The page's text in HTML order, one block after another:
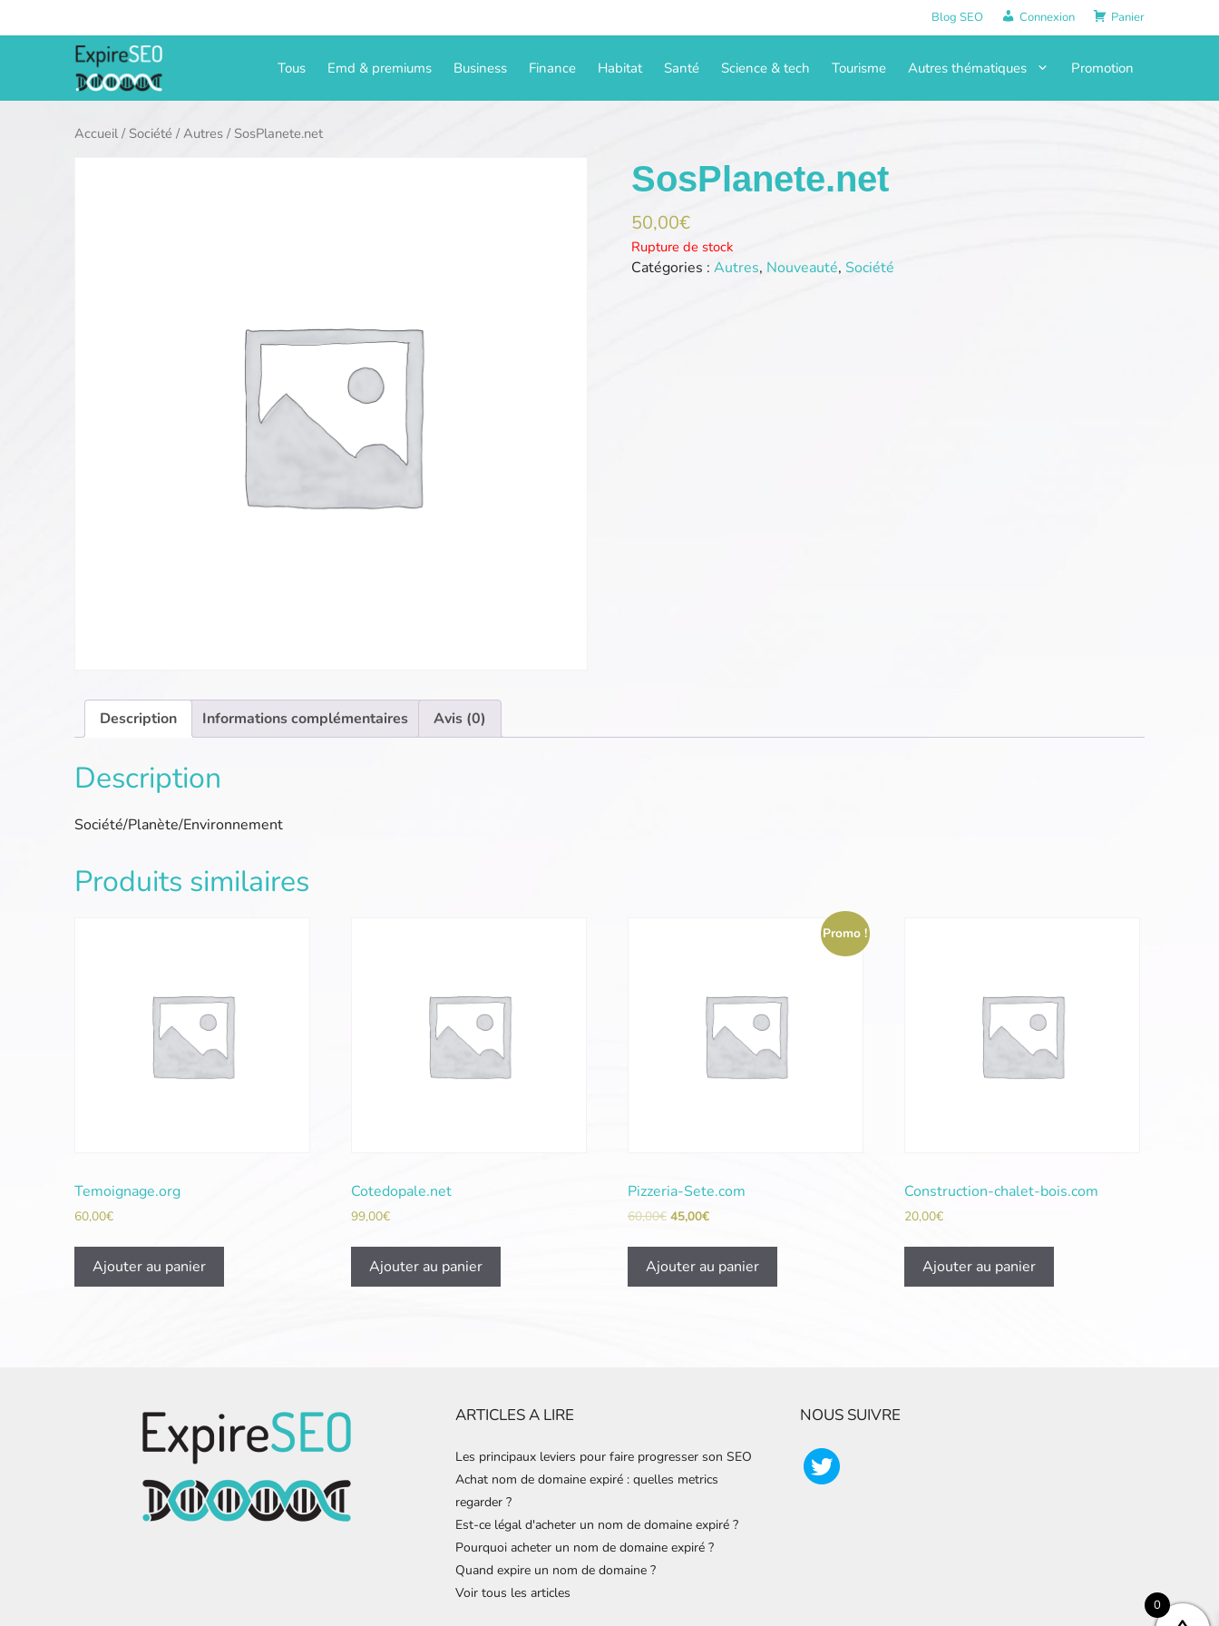
au
Blog SEO Connexion Panier
Tous Emd & premiums Business Finance Habitat Santé Science & tech Tourisme Autres thématiques Promotion
Accueil/ Société /Autres / SosPlanete.net
SosPlanete.net
50,00€
Rupture de stock
Catégories : Autres, Nouveauté, Société
Description Informations complémentaires Avis (0)
Description
Société/Planète/Environnement
Produits similaires
Temoignage.org
60,00€
Ajouter au panier
Cotedopale.net
99,00€
Ajouter au panier
Promo !
Pizzeria-Sete.com
60,00€ 45,00€
Ajouter au panier
Construction-chalet-bois.com
20,00€
Ajouter au panier
ARTICLES A LIRE
Les principaux leviers pour faire progresser son SEO
Achat nom de domaine expiré : quelles metrics
regarder ?
Est-ce légal d'acheter un nom de domaine expiré ?
Pourquoi acheter un nom de domaine expiré ?
Quand expire un nom de domaine ?
Voir tous les articles
NOUS SUIVRE
0